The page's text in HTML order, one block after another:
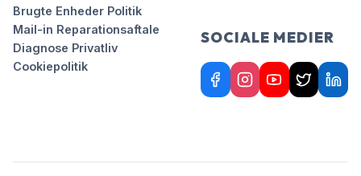
Brugte Enheder Politik
Mail-in Reparationsaftale
Diagnose Privatliv
Cookiepolitik
SOCIALE MEDIER